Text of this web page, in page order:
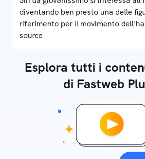
diventando ben presto una delle
riferimento per il movimento
source
Esplora tutti i
di Fastweb